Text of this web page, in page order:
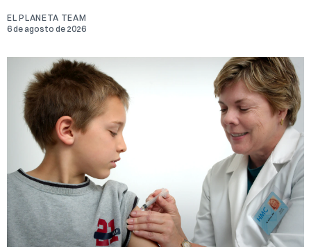
EL PLANETA TEAM
6 de agosto de 2026